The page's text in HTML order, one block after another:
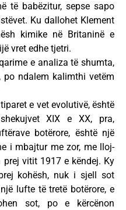
të babëzitur, sepse sapo
Ku dallohet Klement
kimike në Britaninë e
vret edhe tjetri.
e analiza të shumta,
po ndalem kalimthi vetëm
e vet evolutivë, është
XIX e XX, pra,
botërore, është një
i mbajtur me zor, me lloj-
prej vitit 1917 e këndej. Ky
kohësh, nuk i sjell sot
lufte të tretë botërore, e
sot, po e kërcënon